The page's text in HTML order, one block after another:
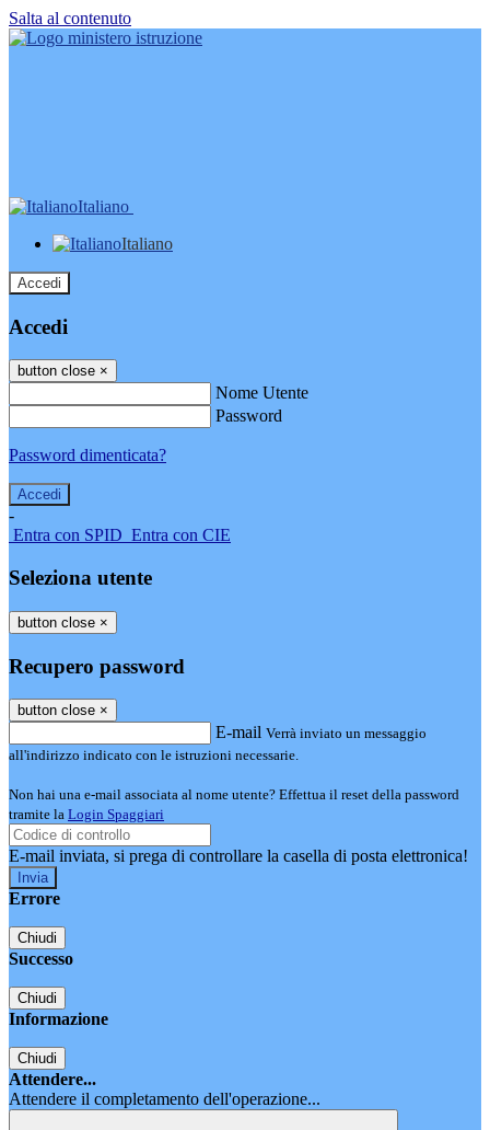
Salta al contenuto
Italiano
Italiano
Accedi
Accedi
button close ×
Nome Utente
Password
Password dimenticata?
-
Entra con SPID Entra con CIE
Seleziona utente
button close ×
Recupero password
button close ×
E-mail Verrà inviato un messaggio
all'indirizzo indicato con le istruzioni necessarie.
Non hai una e-mail associata al nome utente? Effettua il reset della password
tramite la Login Spaggiari
E-mail inviata, si prega di controllare la casella di posta elettronica!
Errore
Chiudi
Successo
Chiudi
Informazione
Chiudi
Attendere...
Attendere il completamento dell'operazione...